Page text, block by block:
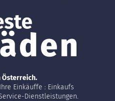
Österreich.
Einkäuffe : Einkaufs
Dienstleistungen.